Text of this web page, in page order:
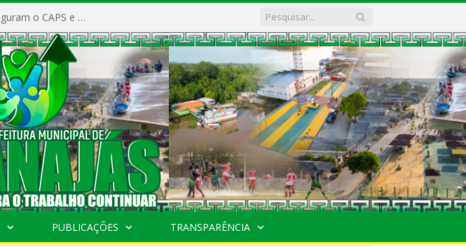
Prefeito Vivaldo Mendes e vice-prefeito Quito inauguram o CAPS e fortalecem a saúde pública em Anajás.
PUBLICAÇÕES TRANSPARÊNCIA